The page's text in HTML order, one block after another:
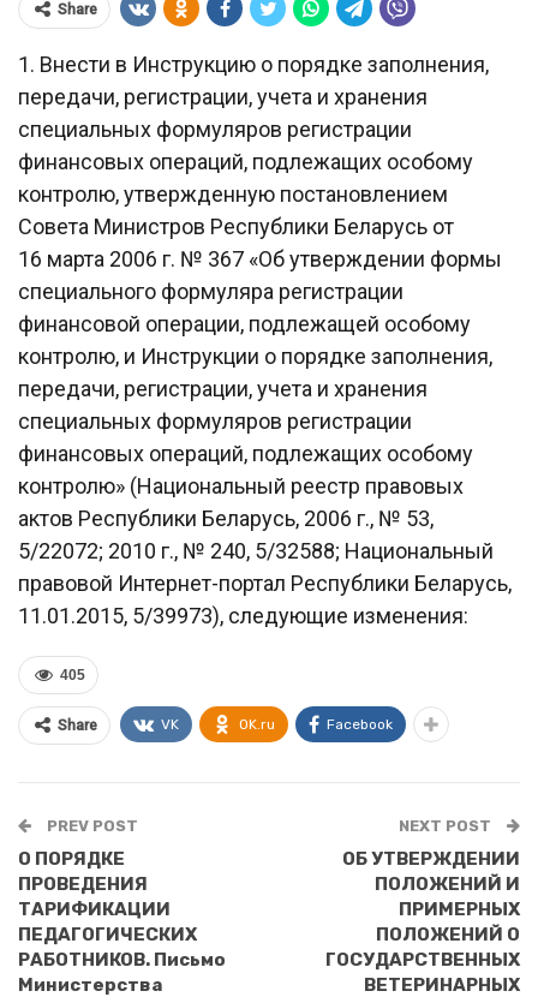
Share
1. Внести в Инструкцию о порядке заполнения,
передачи, регистрации, учета и хранения
специальных формуляров регистрации
финансовых операций, подлежащих особому
контролю, утвержденную постановлением
Совета Министров Республики Беларусь от
16 марта 2006 г. № 367 «Об утверждении формы
специального формуляра регистрации
финансовой операции, подлежащей особому
контролю, и Инструкции о порядке заполнения,
передачи, регистрации, учета и хранения
специальных формуляров регистрации
финансовых операций, подлежащих особому
контролю» (Национальный реестр правовых
актов Республики Беларусь, 2006 г., № 53,
5/22072; 2010 г., № 240, 5/32588; Национальный
правовой Интернет-портал Республики Беларусь,
11.01.2015, 5/39973), следующие изменения:
405
Share VK OK.ru Facebook
PREV POST
О ПОРЯДКЕ
ПРОВЕДЕНИЯ
ТАРИФИКАЦИИ
ПЕДАГОГИЧЕСКИХ
РАБОТНИКОВ. Письмо
Министерства
NEXT POST
ОБ УТВЕРЖДЕНИИ
ПОЛОЖЕНИЙ И
ПРИМЕРНЫХ
ПОЛОЖЕНИЙ О
ГОСУДАРСТВЕННЫХ
ВЕТЕРИНАРНЫХ